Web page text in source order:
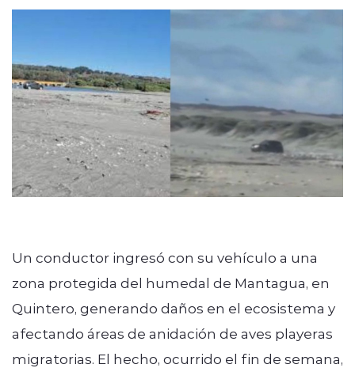
Un conductor ingresó con su vehículo a una
zona protegida del humedal de Mantagua, en
Quintero, generando daños en el ecosistema y
afectando áreas de anidación de aves playeras
migratorias. El hecho, ocurrido el fin de semana,